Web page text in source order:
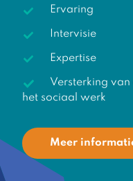
Ervaring
Intervisie
Expertise
Versterking
het sociaal werk
Meer